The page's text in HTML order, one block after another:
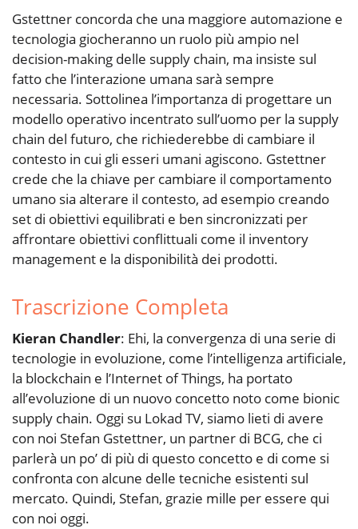
Gstettner concorda che una maggiore automazione e
tecnologia giocheranno un ruolo più ampio nel
decision-making delle supply chain, ma insiste sul
fatto che l’interazione umana sarà sempre
necessaria. Sottolinea l’importanza di progettare un
modello operativo incentrato sull’uomo per la supply
chain del futuro, che richiederebbe di cambiare il
contesto in cui gli esseri umani agiscono. Gstettner
crede che la chiave per cambiare il comportamento
umano sia alterare il contesto, ad esempio creando
set di obiettivi equilibrati e ben sincronizzati per
affrontare obiettivi conflittuali come il inventory
management e la disponibilità dei prodotti.
Trascrizione Completa
Kieran Chandler: Ehi, la convergenza di una serie di
tecnologie in evoluzione, come l’intelligenza artificiale,
la blockchain e l’Internet of Things, ha portato
all’evoluzione di un nuovo concetto noto come bionic
supply chain. Oggi su Lokad TV, siamo lieti di avere
con noi Stefan Gstettner, un partner di BCG, che ci
parlerà un po’ di più di questo concetto e di come si
confronta con alcune delle tecniche esistenti sul
mercato. Quindi, Stefan, grazie mille per essere qui
con noi oggi.